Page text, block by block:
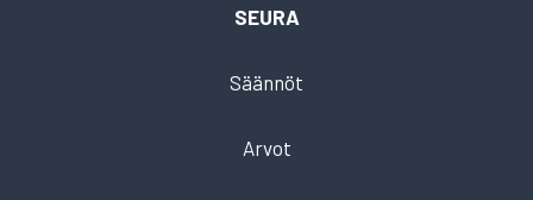
SEURA
Säännöt
Arvot